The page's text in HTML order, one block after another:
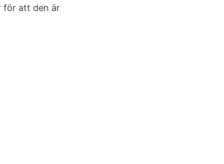
för att den är